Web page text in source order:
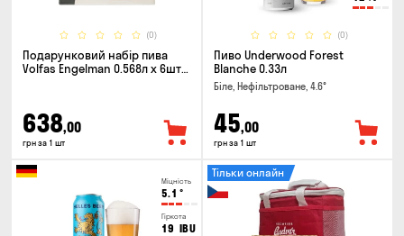
(0)
Подарунковий набір пива
Volfas Engelman 0.568л x 6шт +
638,00
грн за 1 шт
(0)
Пиво Underwood Forest
Blanche 0.33л
Біле, Нефільтроване, 4.6°
45,00
грн за 1 шт
Міцність
5.1 °
Гіркота
19 IBU
Тільки онлайн